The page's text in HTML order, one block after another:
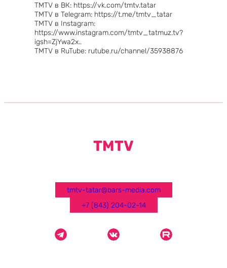
TMTV в ВК: https://vk.com/tmtv.tatar
TMTV в Telegram: https://t.me/tmtv_tatar
TMTV в Instagram:
https://www.instagram.com/tmtv_tatmuz.tv?
igsh=ZjYwa2x..
TMTV в RuTube: rutube.ru/channel/35938876
TMTV
tmtv-tatar@bars-media.com
+7 (843) 204-02-14